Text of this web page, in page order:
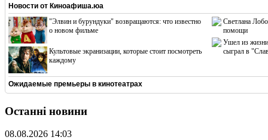
Новости от Киноафиша.юа
"Элвин и бурундуки" возвращаются: что известно
о новом фильме
Культовые экранизации, которые стоит посмотреть
каждому
Светлана
помощи
Ушел из жизни
сыграл в
Ожидаемые премьеры в кинотеатрах
Останні новини
08.08.2026 14:03